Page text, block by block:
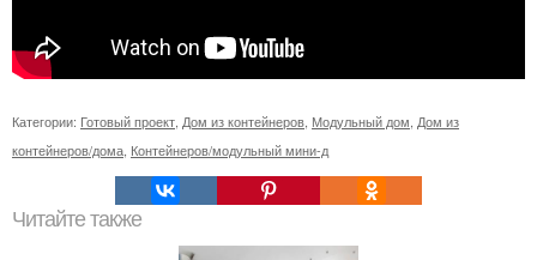
Категории: Готовый проект Дом из контейнеров Модульный дом Дом из
контейнеров/дома Контейнеров/модульный мини-д
Читайте также